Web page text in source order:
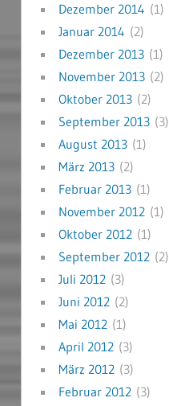
Dezember 2014 (1)
Januar 2014 (2)
Dezember 2013(1)
November 2013(2)
Oktober 2013(2)
September 2013(3)
August 2013(1)
März 2013(2)
Februar 2013(1)
November 2012(1)
Oktober 2012(1)
September 2012(2)
Juli 2012(3)
Juni 2012(2)
Mai 2012(1)
April 2012(3)
März 2012(3)
Februar 2012(3)